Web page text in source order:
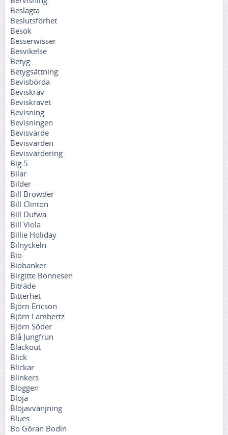
Beslagta
Beslutsförhet
Besök
Besserwisser
Besvikelse
Betyg
Betygsättning
Bevisbörda
Beviskrav
Beviskravet
Bevisning
Bevisningen
Bevisvärde
Bevisvärden
Bevisvärdering
Big 5
Bilar
Bilder
Bill Browder
Bill Clinton
Bill Dufwa
Bill Viola
Billie Holiday
Bilnyckeln
Bio
Biobanker
Birgitte Bonnesen
Biträde
Bitterhet
Björn Ericson
Björn Lambertz
Björn Söder
Blå Jungfrun
Blackout
Blick
Blickar
Blinkers
Bloggen
Blöja
Blöjavvänjning
Blues
Bo Göran Bodin